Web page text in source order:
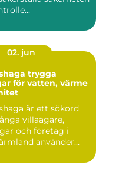
02. jun
trygga
för vatten, värme
är ett sökord
villaägare,
och företag i
använder